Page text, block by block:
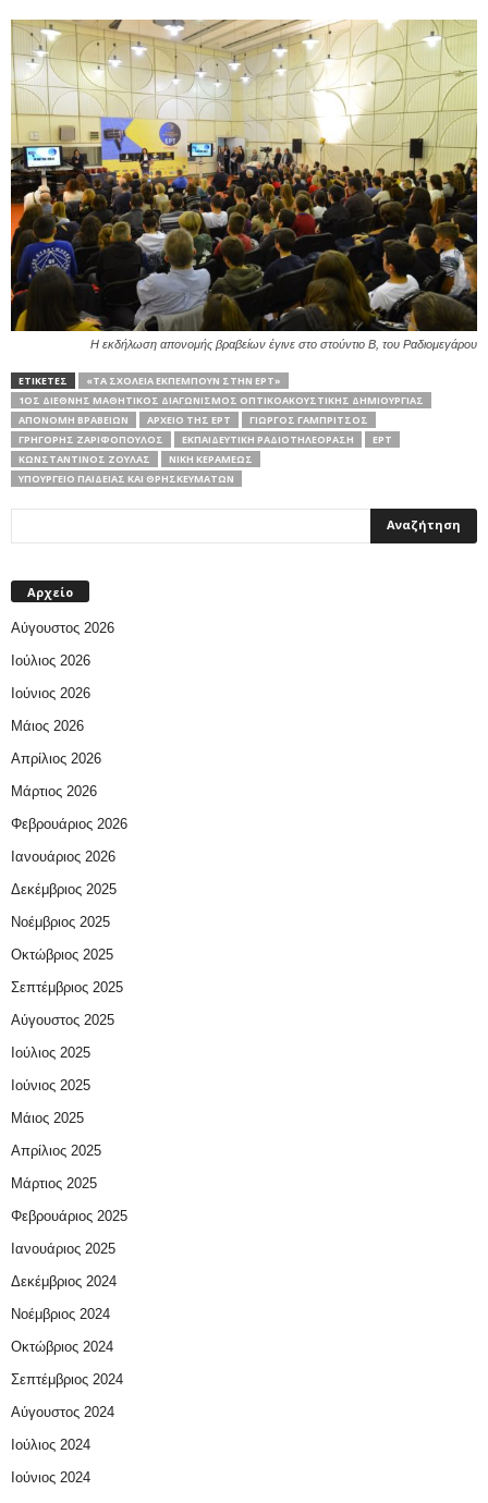
Η εκδήλωση απονομής βραβείων έγινε στο στούντιο Β, του Ραδιομεγάρου
ΕΤΙΚΕΤΕΣ
«ΤΑ ΣΧΟΛΕΊΑ ΕΚΠΈΜΠΟΥΝ ΣΤΗΝ ΕΡΤ»
1ΟΣ ΔΙΕΘΝΉΣ ΜΑΘΗΤΙΚΌΣ ΔΙΑΓΩΝΙΣΜΌΣ ΟΠΤΙΚΟΑΚΟΥΣΤΙΚΉΣ ΔΗΜΙΟΥΡΓΊΑΣ
ΑΠΟΝΟΜΉ ΒΡΑΒΕΊΩΝ
ΑΡΧΕΙΟ ΤΗΣ ΕΡΤ
ΓΙΏΡΓΟΣ ΓΑΜΠΡΊΤΣΟΣ
ΓΡΗΓΌΡΗΣ ΖΑΡΙΦΌΠΟΥΛΟΣ
ΕΚΠΑΙΔΕΥΤΙΚΉ ΡΑΔΙΟΤΗΛΕΌΡΑΣΗ
ΕΡΤ
ΚΩΝΣΤΑΝΤΊΝΟΣ ΖΟΎΛΑΣ
ΝΙΚΗ ΚΕΡΑΜΕΩΣ
ΥΠΟΥΡΓΕΊΟ ΠΑΙΔΕΊΑΣ ΚΑΙ ΘΡΗΣΚΕΥΜΆΤΩΝ
Αρχείο
Αύγουστος 2026
Ιούλιος 2026
Ιούνιος 2026
Μάιος 2026
Απρίλιος 2026
Μάρτιος 2026
Φεβρουάριος 2026
Ιανουάριος 2026
Δεκέμβριος 2025
Νοέμβριος 2025
Οκτώβριος 2025
Σεπτέμβριος 2025
Αύγουστος 2025
Ιούλιος 2025
Ιούνιος 2025
Μάιος 2025
Απρίλιος 2025
Μάρτιος 2025
Φεβρουάριος 2025
Ιανουάριος 2025
Δεκέμβριος 2024
Νοέμβριος 2024
Οκτώβριος 2024
Σεπτέμβριος 2024
Αύγουστος 2024
Ιούλιος 2024
Ιούνιος 2024